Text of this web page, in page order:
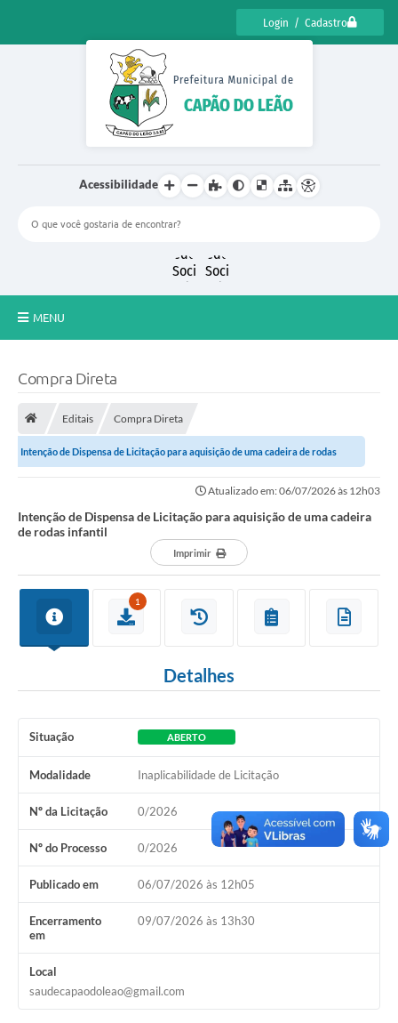
Login / Cadastro
Acessibilidade
MENU
Transparência
Secretarias
Secretaria Municipal de Cultura, Desporto e
Consulta de pedido pelo Fly transparência – Betha
Licenciamento Ambiental
Contratos/Atas de Registro de Preços
Ouvidoria
Telefones Úteis
Agenda
Compra Direta
Editais Compra Direta
Intenção de Dispensa de Licitação para aquisição de uma cadeira de rodas
Atualizado em: 06/07/2026 às 12h03
Intenção de Dispensa de Licitação para aquisição de uma cadeira
de rodas infantil
Imprimir
1
Detalhes
Situação ABERTO
Modalidade Inaplicabilidade de Licitação
Nº da Licitação 0/2026
Nº do Processo 0/2026
Publicado em 06/07/2026 às 12h05
Encerramento
em
09/07/2026 às 13h30
Local
saudecapaodoleao@gmail.com